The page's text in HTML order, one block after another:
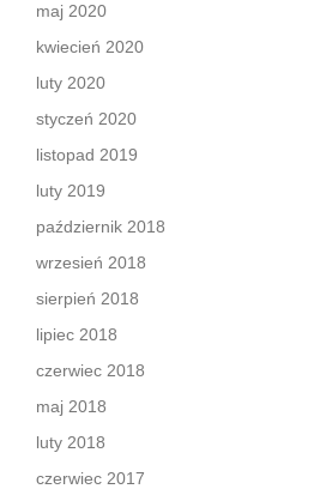
maj 2020
kwiecień 2020
luty 2020
styczeń 2020
listopad 2019
luty 2019
październik 2018
wrzesień 2018
sierpień 2018
lipiec 2018
czerwiec 2018
maj 2018
luty 2018
czerwiec 2017